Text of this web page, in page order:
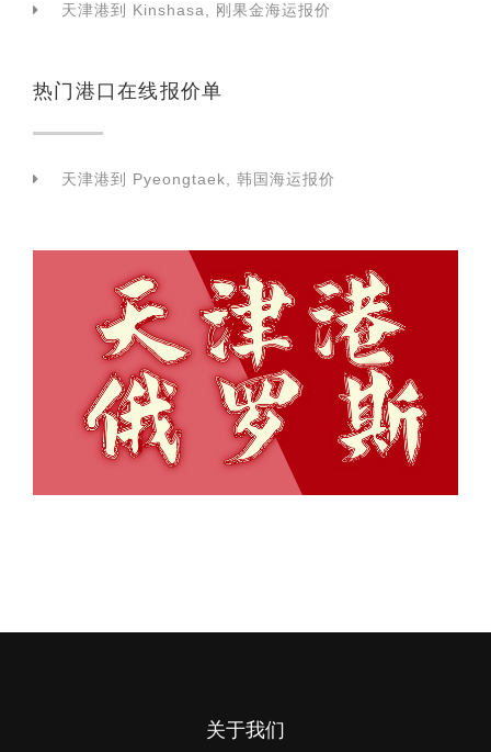
天津港到 Kinshasa, 刚果金海运报价
热门港口在线报价单
天津港到 Pyeongtaek, 韩国海运报价
关于我们